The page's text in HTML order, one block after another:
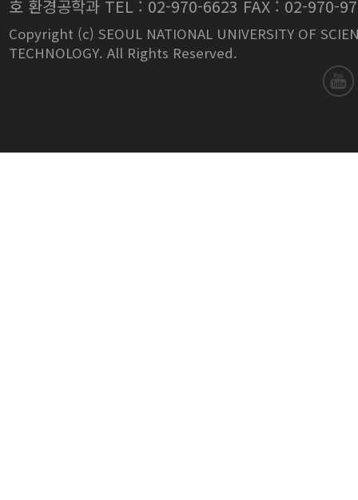
호 환경공학과 TEL : 02-970-6623 FAX : 02-970-
Copyright (c) SEOUL NATIONAL UNIVERSITY OF
TECHNOLOGY. All Rights Reserved.